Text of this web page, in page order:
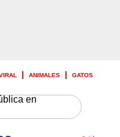
ANIMALES GATOS
en